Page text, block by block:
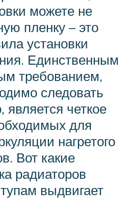
можете не
пленку – это
установки
Единственным
требованием,
следовать
является четкое
для
нагретого
Вот какие
радиаторов
выдвигает